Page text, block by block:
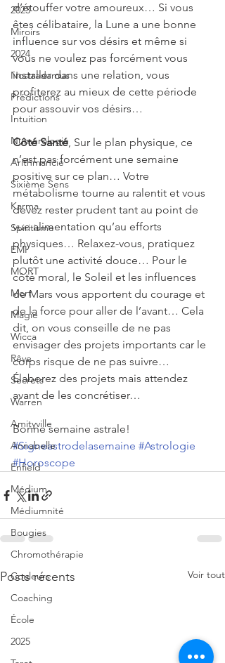
2023
Miroirs
2024
Nostradamus
Prédictions
Intuition
Numérologie
Arithmancie
Sixième Sens
Karma
Spiritisme
EMI
MORT
Mort
Magie
Wicca
Rêve
Secrets
Warren
Amityville
Annabelle
Enfield
Médium
Médiumnité
Bougies
Chromothérapie
Couleurs
Coaching
École
2025
d’étouffer votre amoureux… Si vous
êtes célibataire, la Lune a une bonne
influence sur vos désirs et même si
vous ne voulez pas forcément vous
installer dans une relation, vous
profiterez au mieux de cette période
pour assouvir vos désirs…
Côté Santé, Sur le plan physique, ce
n’est pas forcément une semaine
positive sur ce plan… Votre
métabolisme tourne au ralentit et vous
devez rester prudent tant au point de
vue alimentation qu’au efforts
physiques… Relaxez-vous, pratiquez
plutôt une activité douce… Pour le
côté moral, le Soleil et les influences
de Mars vous apportent du courage et
de la force pour aller de l’avant… Cela
dit, on vous conseille de ne pas
envisager des projets importants car le
corps risque de ne pas suivre…
Élaborez des projets mais attendez
avant de les concrétiser…
Bonne semaine astrale!
#Signeastrodelasemaine #Astrologie
#Horoscope
Posts récents Voir tout